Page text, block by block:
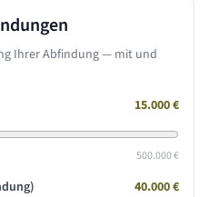
Ihrer Abfindung — mit und
15.000€
500.000 €
40.000€